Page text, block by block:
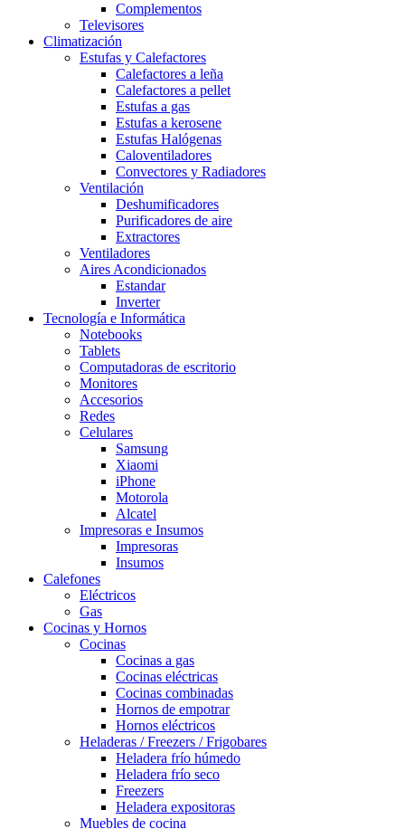
Complementos
Televisores
Climatización
Estufas y Calefactores
Calefactores a leña
Calefactores a pellet
Estufas a gas
Estufas a kerosene
Estufas Halógenas
Caloventiladores
Convectores y Radiadores
Ventilación
Deshumificadores
Purificadores de aire
Extractores
Ventiladores
Aires Acondicionados
Estandar
Inverter
Tecnología e Informática
Notebooks
Tablets
Computadoras de escritorio
Monitores
Accesorios
Redes
Celulares
Samsung
Xiaomi
iPhone
Motorola
Alcatel
Impresoras e Insumos
Impresoras
Insumos
Calefones
Eléctricos
Gas
Cocinas y Hornos
Cocinas
Cocinas a gas
Cocinas eléctricas
Cocinas combinadas
Hornos de empotrar
Hornos eléctricos
Heladeras / Freezers / Frigobares
Heladera frío húmedo
Heladera frío seco
Freezers
Heladera expositoras
Muebles de cocina